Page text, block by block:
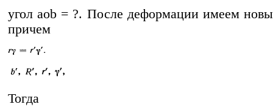
угол aob = ?. После деформации имеем
причем
Тогда